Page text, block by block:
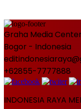
Graha Media
Bogor - Indonesia
+62855-7777888
INDONESIA RAYA